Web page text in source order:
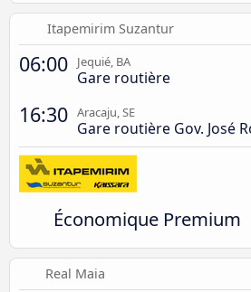
Itapemirim Suzantur
06:00 Jequié, BA
Gare routière
16:30 Aracaju, SE
Gare routière Gov. José
Économique Premium
Real Maia